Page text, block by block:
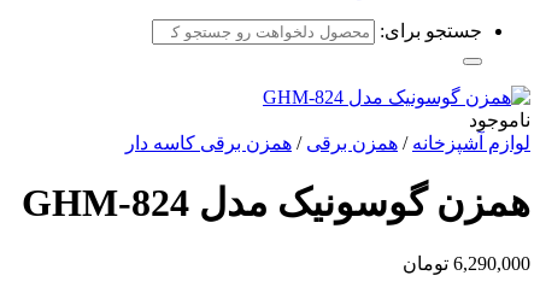
جستجو برای:
ناموجود
لوازم آشپزخانه / همزن برقی / همزن برقی کاسه دار
همزن گوسونیک مدل GHM-824
6,290,000 تومان